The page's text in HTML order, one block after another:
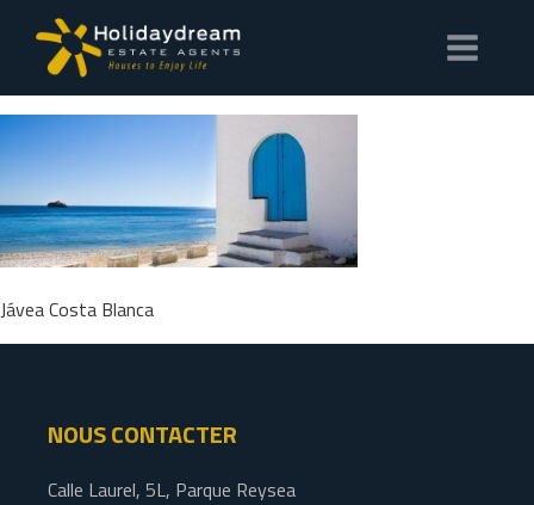
Jávea Costa Blanca
NOUS CONTACTER
Calle Laurel, 5L, Parque Reysea